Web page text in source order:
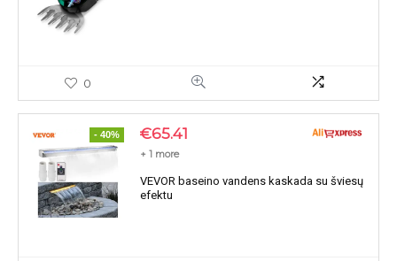
0
- 40% €65.41
+ 1 more
VEVOR baseino vandens kaskada su šviesų
efektu